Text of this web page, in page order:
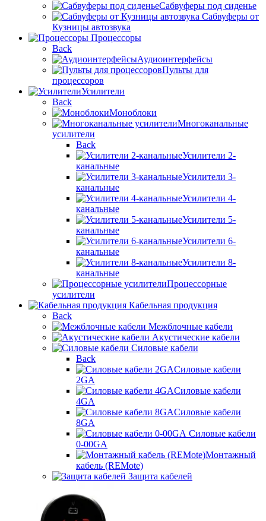
Сабвуферы под сиденье
Сабвуферы от
Кузницы автозвука
Процессоры
Back
Аудиоинтерфейсы
Пульты для
процессоров
Усилители
Back
Моноблоки
Многоканальные
усилители
Back
Усилители 2-
канальные
Усилители 3-
канальные
Усилители 4-
канальные
Усилители 5-
канальные
Усилители 6-
канальные
Усилители 8-
канальные
Процессорные
усилители
Кабельная продукция
Back
Межблочные кабели
Акустические кабели
Силовые кабели
Back
Силовые кабели
2GA
Силовые кабели
4GA
Силовые кабели
8GA
Силовые кабели
0-00GA
Монтажный
кабель (REMote)
Защита кабелей